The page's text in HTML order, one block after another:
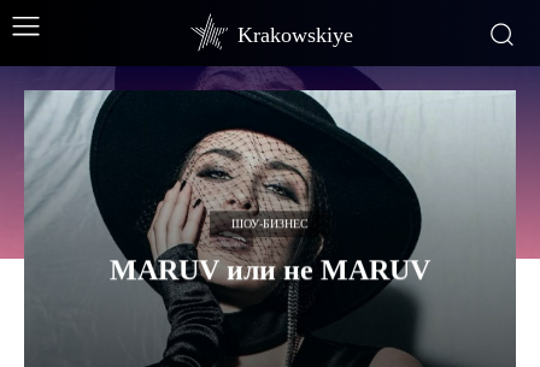
Krakowskiye
ШОУ-БИЗНЕС
MARUV или не MARUV